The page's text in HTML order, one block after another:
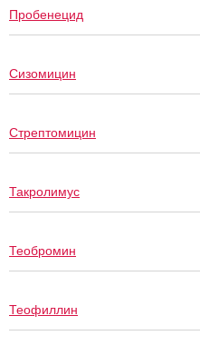
Пробенецид
Сизомицин
Стрептомицин
Такролимус
Теобромин
Теофиллин